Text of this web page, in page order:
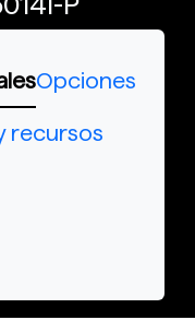
Opciones
recursos